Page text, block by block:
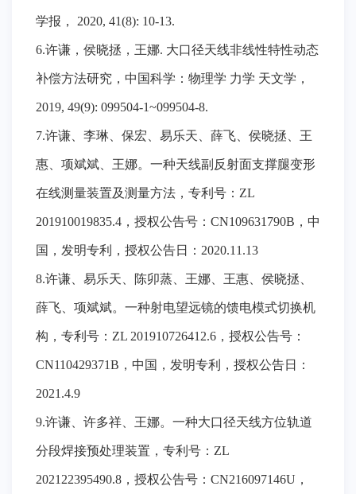
学报， 2020, 41(8): 10-13.
6.许谦，侯晓拯，王娜. 大口径天线非线性特性动态
补偿方法研究，中国科学：物理学 力学 天文学，
2019, 49(9): 099504-1~099504-8.
7.许谦、李琳、保宏、易乐天、薛飞、侯晓拯、王
惠、项斌斌、王娜。一种天线副反射面支撑腿变形
在线测量装置及测量方法，专利号：ZL
201910019835.4，授权公告号：CN109631790B，中
国，发明专利，授权公告日：2020.11.13
8.许谦、易乐天、陈卯蒸、王娜、王惠、侯晓拯、
薛飞、项斌斌。一种射电望远镜的馈电模式切换机
构，专利号：ZL 201910726412.6，授权公告号：
CN110429371B，中国，发明专利，授权公告日：
2021.4.9
9.许谦、许多祥、王娜。一种大口径天线方位轨道
分段焊接预处理装置，专利号：ZL
202122395490.8，授权公告号：CN216097146U，